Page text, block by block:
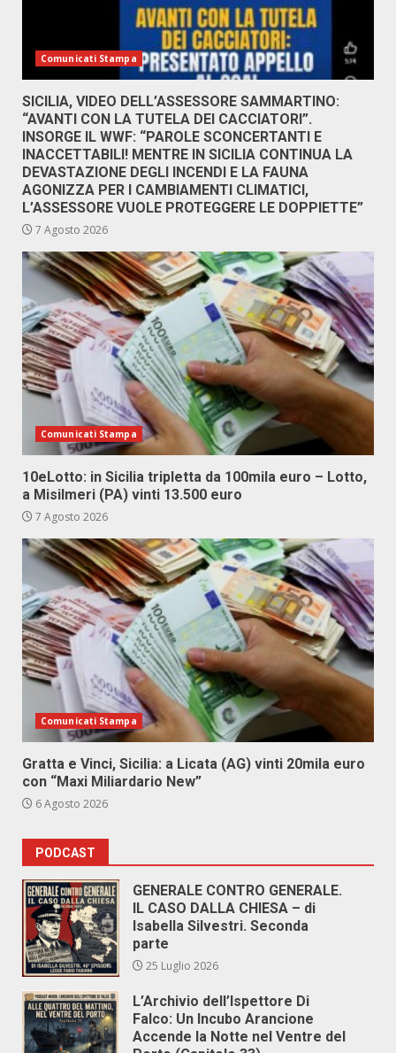
Comunicati Stampa
SICILIA, VIDEO DELL’ASSESSORE SAMMARTINO:
“AVANTI CON LA TUTELA DEI CACCIATORI”.
INSORGE IL WWF: “PAROLE SCONCERTANTI E
INACCETTABILI! MENTRE IN SICILIA CONTINUA LA
DEVASTAZIONE DEGLI INCENDI E LA FAUNA
AGONIZZA PER I CAMBIAMENTI CLIMATICI,
L’ASSESSORE VUOLE PROTEGGERE LE DOPPIETTE”
7 Agosto 2026
Comunicati Stampa
10eLotto: in Sicilia tripletta da 100mila euro – Lotto,
a Misilmeri (PA) vinti 13.500 euro
7 Agosto 2026
Comunicati Stampa
Gratta e Vinci, Sicilia: a Licata (AG) vinti 20mila euro
con “Maxi Miliardario New”
6 Agosto 2026
PODCAST
GENERALE CONTRO GENERALE.
IL CASO DALLA CHIESA – di
Isabella Silvestri. Seconda
parte
25 Luglio 2026
L’Archivio dell’Ispettore Di
Falco: Un Incubo Arancione
Accende la Notte nel Ventre del